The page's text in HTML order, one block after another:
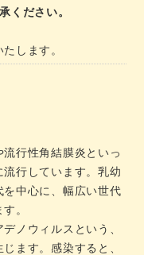
ください。
します。
行性角結膜炎といっ
行しています。乳幼
中心に、幅広い世代
。
ノウィルスという、
ます。感染すると、